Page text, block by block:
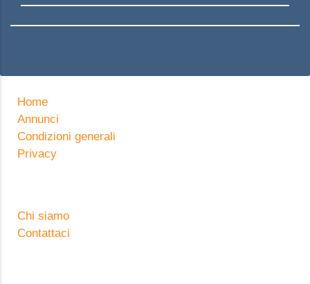
Home
Annunci
Condizioni generali
Privacy
Chi siamo
Contattaci